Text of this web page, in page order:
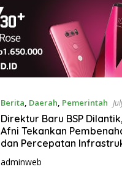
Berita, Daerah, Pemerintah
Direktur Baru BSP
Afni Tekankan
dan Percepatan
Migas
adminweb